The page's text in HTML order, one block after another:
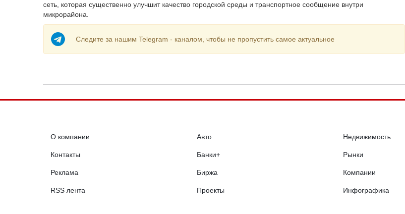
сеть, которая существенно улучшит качество городской среды и транспортное сообщение внутри
микрорайона.
Следите за нашим Telegram - каналом, чтобы не пропустить самое актуальное
О компании
Контакты
Реклама
RSS лента
Авто
Банки+
Биржа
Проекты
Недвижимость
Рынки
Компании
Инфографика